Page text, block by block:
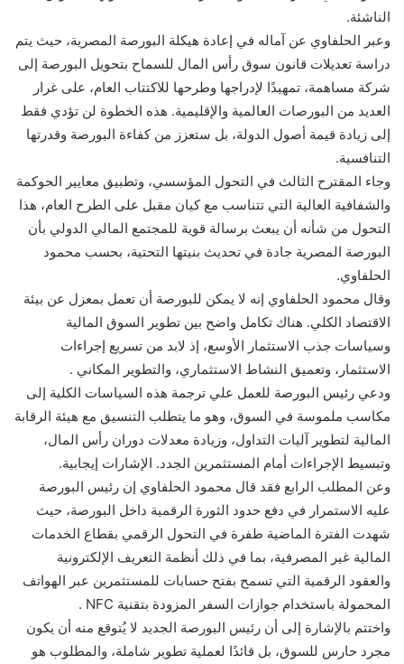
الناشئة.
وعبر الحلفاوي عن آماله في إعادة هيكلة البورصة المصرية، حيث يتم
دراسة تعديلات قانون سوق رأس المال للسماح بتحويل البورصة إلى
شركة مساهمة، تمهيدًا لإدراجها وطرحها للاكتتاب العام، على غرار
العديد من البورصات العالمية والإقليمية. هذه الخطوة لن تؤدي فقط
إلى زيادة قيمة أصول الدولة، بل ستعزز من كفاءة البورصة وقدرتها
التنافسية.
وجاء المقترح الثالث في التحول المؤسسي، وتطبيق معايير الحوكمة
والشفافية العالية التي تتناسب مع كيان مقبل على الطرح العام، هذا
التحول من شأنه أن يبعث برسالة قوية للمجتمع المالي الدولي بأن
البورصة المصرية جادة في تحديث بنيتها التحتية، بحسب محمود
الحلفاوي.
وقال محمود الحلفاوي إنه لا يمكن للبورصة أن تعمل بمعزل عن بيئة
الاقتصاد الكلي. هناك تكامل واضح بين تطوير السوق المالية
وسياسات جذب الاستثمار الأوسع، إذ لابد من تسريع إجراءات
الاستثمار، وتعميق النشاط الاستثماري، والتطوير المكاني .
ودعي رئيس البورصة للعمل علي ترجمة هذه السياسات الكلية إلى
مكاسب ملموسة في السوق، وهو ما يتطلب التنسيق مع هيئة الرقابة
المالية لتطوير آليات التداول، وزيادة معدلات دوران رأس المال،
وتبسيط الإجراءات أمام المستثمرين الجدد. الإشارات إيجابية.
وعن المطلب الرابع فقد قال محمود الحلفاوي إن رئيس البورصة
عليه الاستمرار في دفع حدود الثورة الرقمية داخل البورصة، حيث
شهدت الفترة الماضية طفرة في التحول الرقمي بقطاع الخدمات
المالية غير المصرفية، بما في ذلك أنظمة التعريف الإلكترونية
والعقود الرقمية التي تسمح بفتح حسابات للمستثمرين عبر الهواتف
المحمولة باستخدام جوازات السفر المزودة بتقنية NFC .
واختتم بالإشارة إلى أن رئيس البورصة الجديد لا يُتوقع منه أن يكون
مجرد حارس للسوق، بل قائدًا لعملية تطوير شاملة، والمطلوب هو